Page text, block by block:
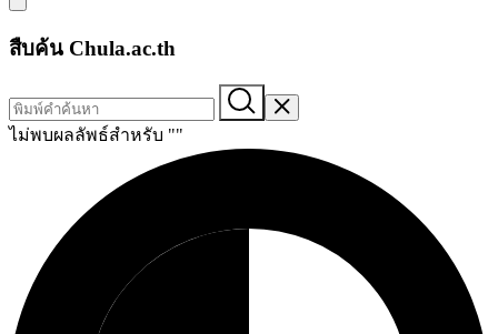
สืบค้น Chula.ac.th
ไม่พบผลลัพธ์สำหรับ ""